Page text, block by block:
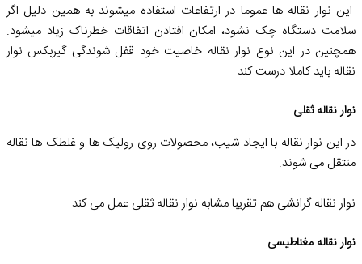
این نوار نقاله ها عموما در ارتفاعات استفاده میشوند به همین دلیل اگر
سلامت دستگاه چک نشود، امکان افتادن اتفاقات خطرناک زیاد میشود.
همچنین در این نوع نوار نقاله خاصیت خود قفل شوندگی گیربکس نوار
نقاله باید کاملا درست کند.
نوار نقاله ثقلی
در این نوار نقاله با ایجاد شیب، محصولات روی رولیک ها و غلطک ها نقاله
منتقل می شوند.
نوار نقاله گرانشی هم تقریبا مشابه نوار نقاله ثقلی عمل می کند.
نوار نقاله مغناطیسی